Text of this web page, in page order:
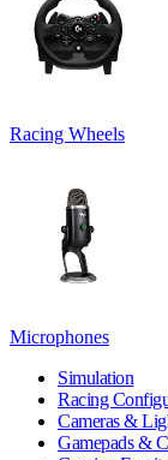
Racing Wheels
Microphones
Simulation
Racing
Cameras &
Gamepads &